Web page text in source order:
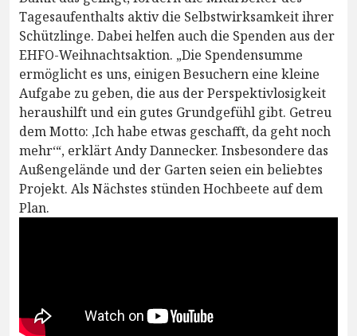
Tagesaufenthalts aktiv die Selbstwirksamkeit ihrer
Schützlinge. Dabei helfen auch die Spenden aus der
EHFO-Weihnachtsaktion. „Die Spendensumme
ermöglicht es uns, einigen Besuchern eine kleine
Aufgabe zu geben, die aus der Perspektivlosigkeit
heraushilft und ein gutes Grundgefühl gibt. Getreu
dem Motto: ‚Ich habe etwas geschafft, da geht noch
mehr‘“, erklärt Andy Dannecker. Insbesondere das
Außengelände und der Garten seien ein beliebtes
Projekt. Als Nächstes stünden Hochbeete auf dem
Plan.